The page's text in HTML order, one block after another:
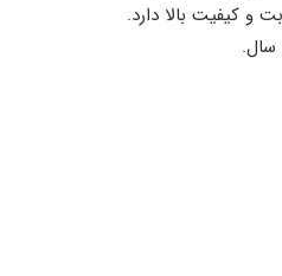
و کیفیت بالا دارد.